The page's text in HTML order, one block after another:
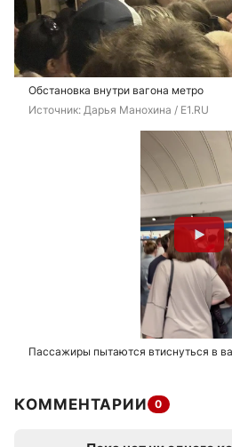
Обстановка внутри вагона метро
Источник: Дарья Манохина / E1.RU
Пассажиры пытаются втиснуться в
КОММЕНТАРИИ 0